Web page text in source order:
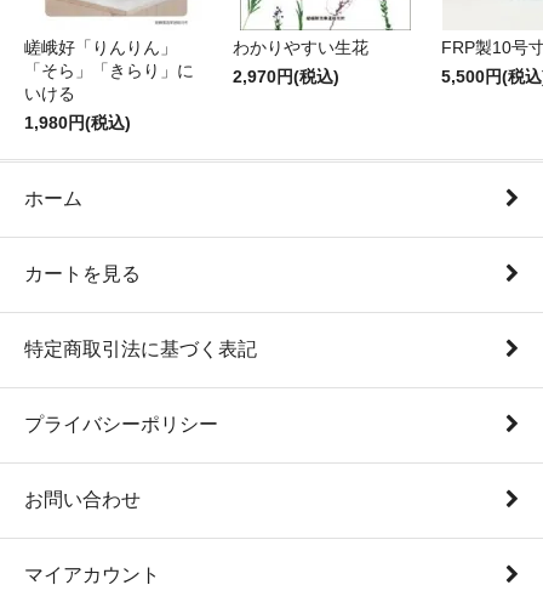
嵯峨好「りんりん」
「そら」「きらり」に
いける
1,980円(税込)
わかりやすい生花
2,970円(税込)
FRP製10号
5,500円(税
ホーム
カートを見る
特定商取引法に基づく表記
プライバシーポリシー
お問い合わせ
マイアカウント